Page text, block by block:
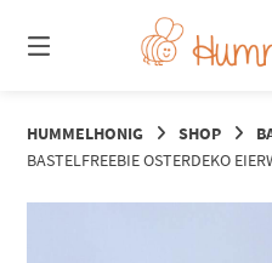
zum
Inhalt
HUMMELHONIG SHOP
BASTELFREEBIE OSTERDEKO